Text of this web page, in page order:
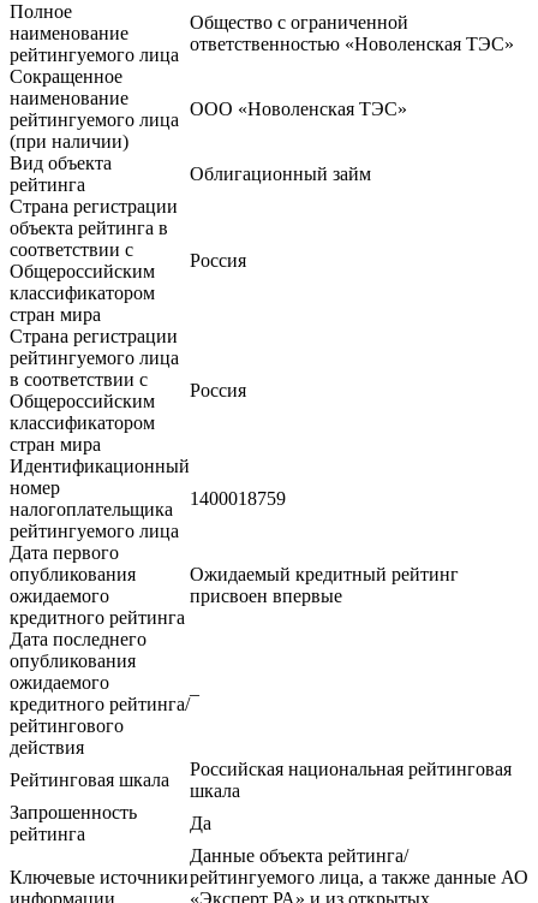
Полное
наименование
рейтингуемого лица
Общество с ограниченной
ответственностью «Новоленская ТЭС»
Сокращенное
наименование
рейтингуемого лица
(при наличии)
ООО «Новоленская ТЭС»
Вид объекта
рейтинга
Облигационный займ
Страна регистрации
объекта рейтинга в
соответствии с
Общероссийским
классификатором
стран мира
Россия
Страна регистрации
рейтингуемого лица
в соответствии с
Общероссийским
классификатором
стран мира
Россия
Идентификационный
номер
налогоплательщика
рейтингуемого лица
1400018759
Дата первого
опубликования
ожидаемого
кредитного рейтинга
Ожидаемый кредитный рейтинг
присвоен впервые
Дата последнего
опубликования
ожидаемого
кредитного рейтинга/
рейтингового
действия
–
Рейтинговая шкала
Российская национальная рейтинговая
шкала
Запрошенность
рейтинга
Да
Ключевые источники
информации
Данные объекта рейтинга/
рейтингуемого лица, а также данные АО
«Эксперт РА» и из открытых